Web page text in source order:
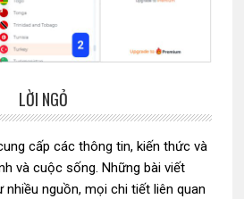
LỜI NGỎ
cấp các thông tin, kiến thức và
và cuộc sống. Những bài viết
nguồn, mọi chi tiết liên quan